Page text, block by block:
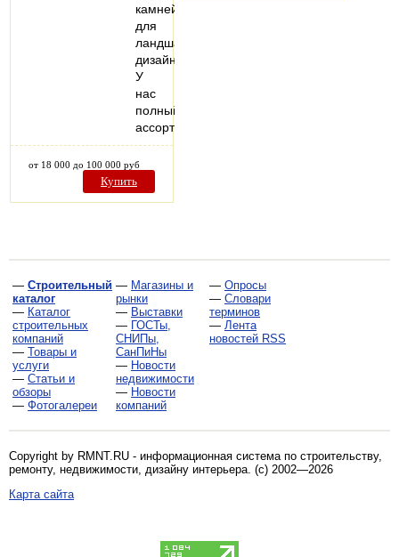
камней
для
ландшафтного
дизайна.
У
нас
полный
ассортимент…
от 18 000 до 100 000 руб
Купить
— Строительный
каталог
— Каталог
строительных
компаний
— Товары и
услуги
— Статьи и
обзоры
— Фотогалереи
— Магазины и
рынки
— Выставки
— ГОСТы,
СНИПы,
СанПиНы
— Новости
недвижимости
— Новости
компаний
— Опросы
— Словари
терминов
— Лента
новостей RSS
Copyright by RMNT.RU - информационная система по строительству,
ремонту, недвижимости, дизайну интерьера. (c) 2002—2026
Карта сайта